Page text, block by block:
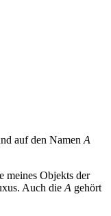
auf den Namen A
meines Objekts der
Auch die A gehört